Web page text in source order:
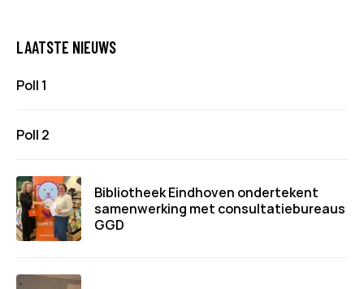
LAATSTE NIEUWS
Poll 1
Poll 2
Bibliotheek Eindhoven ondertekent
samenwerking met consultatiebureaus
GGD